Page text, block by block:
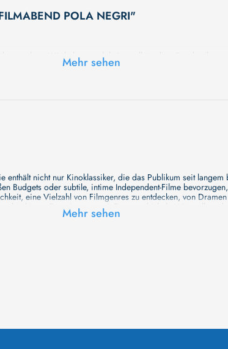
POLA NEGRI"
Wir haben noch keine vollständige
Sie in unserem Film. Bleiben Sie dran für etwas
Mehr sehen
nicht nur Kinoklassiker, die das Publikum seit
oder subtile, intime Independent-Filme
eine Vielzahl von Filmgenres zu entdecken, von
bis hin zu Experimenten mit Form und Inhalt. Wir wollen,
uns, Meisterwerke des unabhängigen Kinos zu zeigen,
Schaffen vertiefen, was das Ansehen von Filmen zu
Mehr sehen